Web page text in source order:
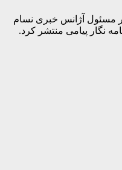
مسئول آژانس خبری نسام
نگار پیامی منتشر کرد.